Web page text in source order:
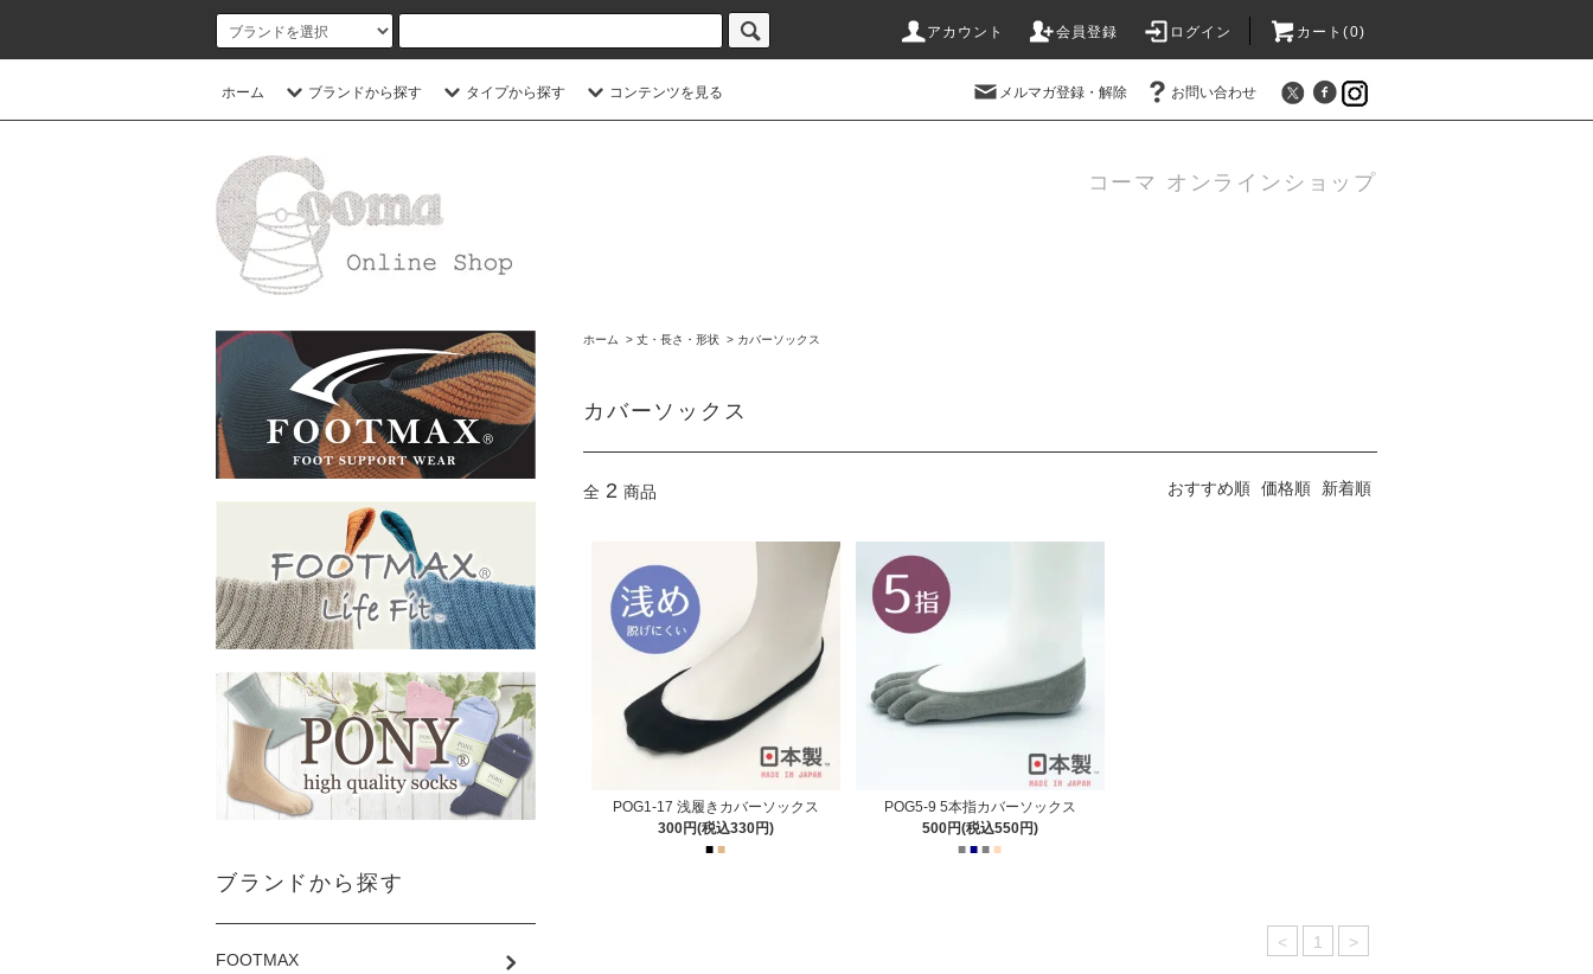
アカウント 会員登録 ログイン カート(0)
ホーム ブランドから探す タイプから探す コンテンツを見る メルマガ登録・解除 お問い合わせ
コーマ オンラインショップ
ホーム > 丈・長さ・形状 > カバーソックス
カバーソックス
全 2 商品 おすすめ順 価格順 新着順
POG1-17 浅履きカバーソックス
300円(税込330円)
■ ■
POG5-9 5本指カバーソックス
500円(税込550円)
■ ■ ■ ■
< 1 >
ブランドから探す
FOOTMAX